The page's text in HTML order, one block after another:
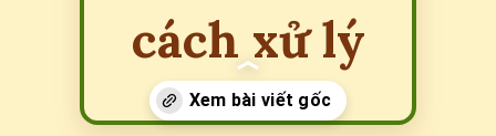
cách xử lý